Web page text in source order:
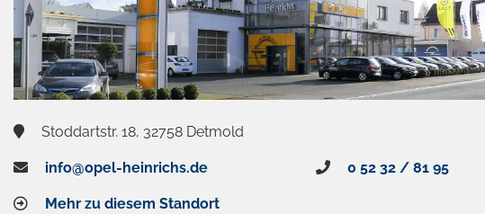
Stoddartstr. 18, 32758 Detmold
info@opel-heinrichs.de 0 52 32 / 81 95
Mehr zu diesem Standort